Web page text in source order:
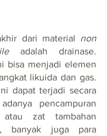
dari material non
adalah drainase.
bisa menjadi elemen
likuida dan gas.
dapat terjadi secara
pencampuran
zat tambahan
banyak juga para